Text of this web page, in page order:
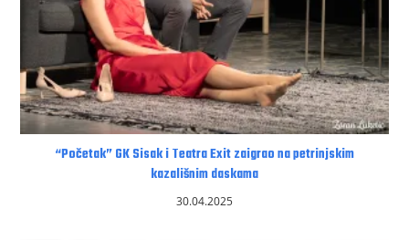
“Početak” GK Sisak i Teatra Exit zaigrao na petrinjskim
kazališnim daskama
30.04.2025